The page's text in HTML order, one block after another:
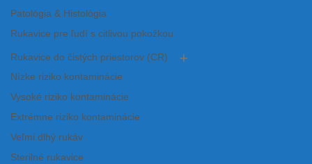
Patológia & Histológia
Rukavice pre ľudí s citlivou pokožkou
Rukavice do čistých priestorov (CR)
Nízke riziko kontaminácie
Vysoké riziko kontaminácie
Extrémne riziko kontaminácie
Veľmi dlhý rukáv
Sterilné rukavice